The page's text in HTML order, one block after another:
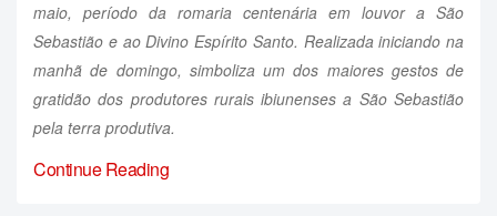
maio, período da romaria centenária em louvor a São
Sebastião e ao Divino Espírito Santo. Realizada iniciando na
manhã de domingo, simboliza um dos maiores gestos de
gratidão dos produtores rurais ibiunenses a São Sebastião
pela terra produtiva.
Continue Reading